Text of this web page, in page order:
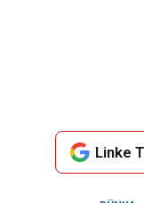
Linke